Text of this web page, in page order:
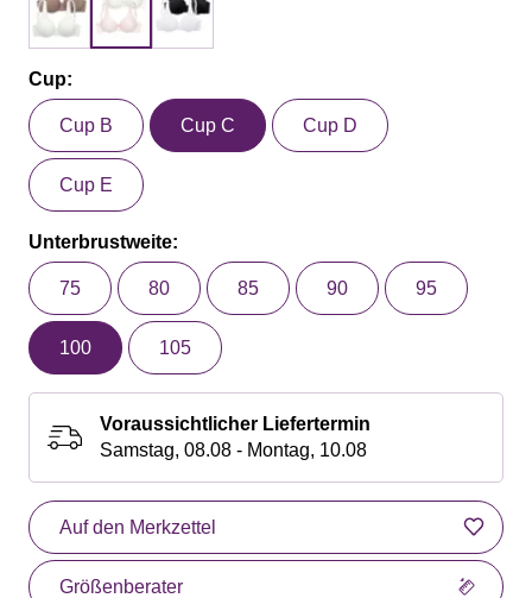
Cup:
Cup B Cup C Cup D
Cup E
Unterbrustweite:
75 80 85 90 95
100 105
Voraussichtlicher Liefertermin
Samstag, 08.08 - Montag, 10.08
Auf den Merkzettel
Größenberater